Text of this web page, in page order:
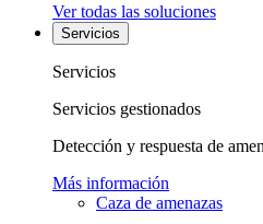
Ver todas las soluciones
Servicios
Servicios
Servicios gestionados
Detección y respuesta de
Más información
Caza de amenazas